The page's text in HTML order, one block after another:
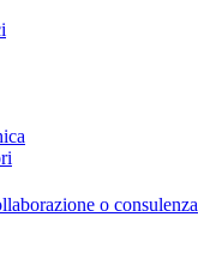
o consulenza